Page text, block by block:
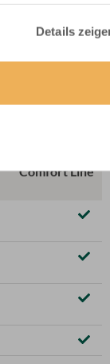
Details
Comfort Line